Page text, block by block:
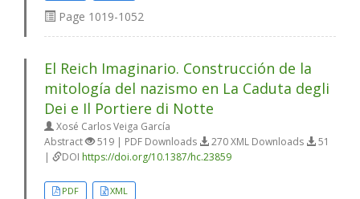
Page 1019-1052
El Reich Imaginario. Construcción de la
mitología del nazismo en La Caduta degli
Dei e Il Portiere di Notte
Xosé Carlos Veiga García
Abstract
519 | PDF Downloads 270 XML Downloads
51
|
DOI https://doi.org/10.1387/hc.23859
PDF XML